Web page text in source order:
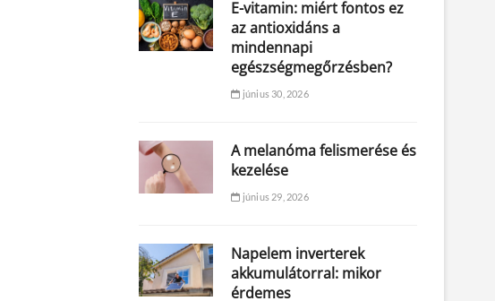
E-vitamin: miért fontos ez
az antioxidáns a
mindennapi
egészségmegőrzésben?
június 30, 2026
A melanóma felismerése és
kezelése
június 29, 2026
Napelem inverterek
akkumulátorral: mikor
érdemes